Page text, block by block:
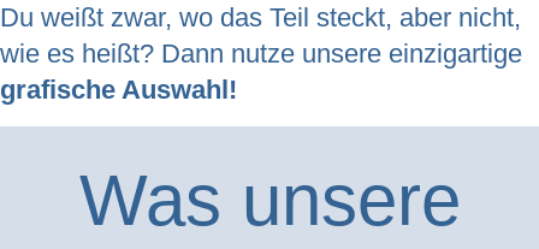
Du weißt zwar, wo das Teil steckt, aber nicht,
wie es heißt? Dann nutze unsere einzigartige
grafische Auswahl!
Was unsere